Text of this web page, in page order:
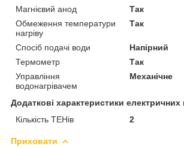
Магнієвий анод
Так
Обмеження температури
нагріву
Так
Спосіб подачі води
Напірний
Термометр
Так
Управління
водонагрівачем
Механічне
Додаткові характеристики електричних
Кількість ТЕНів
2
Приховати